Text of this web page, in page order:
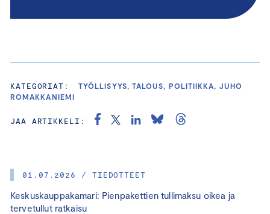
01.07.2026 / TIEDOTTEET
Keskuskauppakamari: Pienpakettien tullimaksu oikea ja
tervetullut ratkaisu
KATEGORIAT:
TYÖLLISYYS, TALOUS, POLITIIKKA, JUHO
ROMAKKANIEMI
JAA ARTIKKELI: